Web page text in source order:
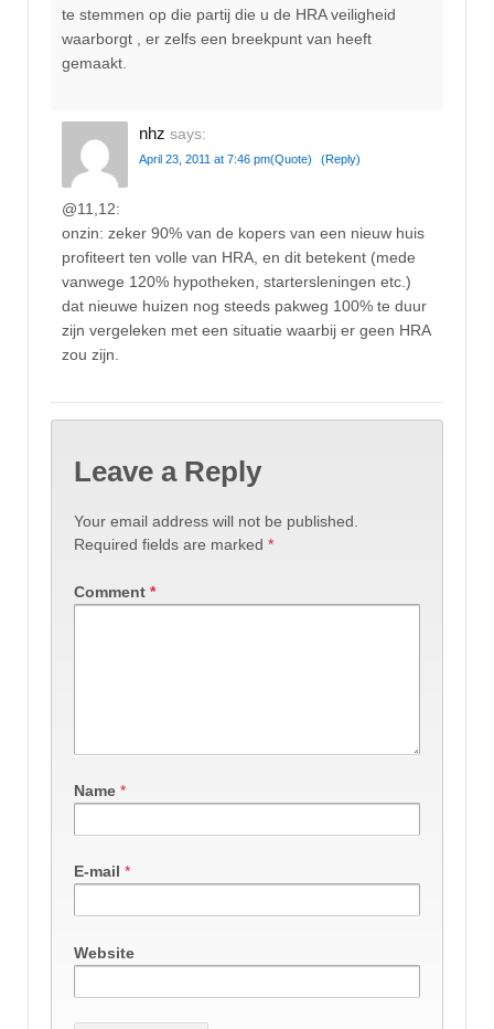
te stemmen op die partij die u de HRA veiligheid
waarborgt , er zelfs een breekpunt van heeft
gemaakt.
nhz says:
April 23, 2011 at 7:46 pm(Quote) (Reply)
@11,12:
onzin: zeker 90% van de kopers van een nieuw huis
profiteert ten volle van HRA, en dit betekent (mede
vanwege 120% hypotheken, startersleningen etc.)
dat nieuwe huizen nog steeds pakweg 100% te duur
zijn vergeleken met een situatie waarbij er geen HRA
zou zijn.
Leave a Reply
Your email address will not be published.
Required fields are marked *
Comment *
Name *
E-mail *
Website